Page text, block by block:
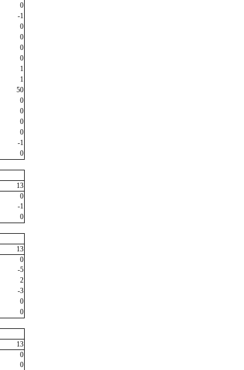
0
-1
0
0
0
0
1
1
50
0
0
0
0
-1
0
13
0
-1
0
13
0
-5
2
-3
0
0
13
0
0